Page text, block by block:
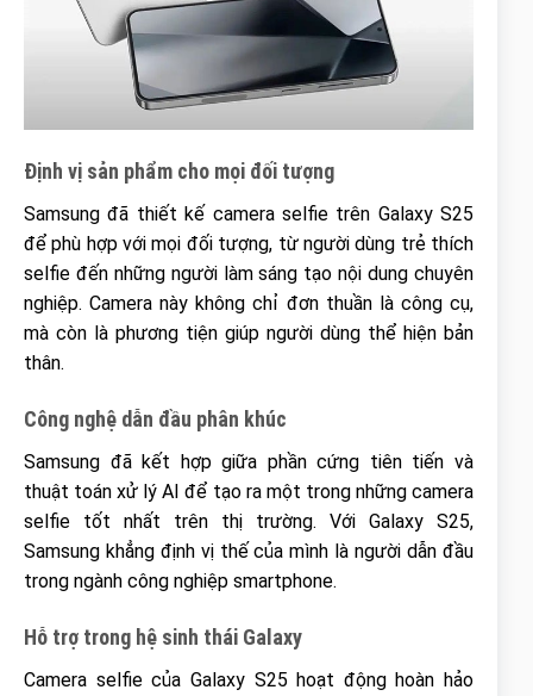
Định vị sản phẩm cho mọi đối tượng
Samsung đã thiết kế camera selfie trên Galaxy S25
để phù hợp với mọi đối tượng, từ người dùng trẻ thích
selfie đến những người làm sáng tạo nội dung chuyên
nghiệp. Camera này không chỉ đơn thuần là công cụ,
mà còn là phương tiện giúp người dùng thể hiện bản
thân.
Công nghệ dẫn đầu phân khúc
Samsung đã kết hợp giữa phần cứng tiên tiến và
thuật toán xử lý AI để tạo ra một trong những camera
selfie tốt nhất trên thị trường. Với Galaxy S25,
Samsung khẳng định vị thế của mình là người dẫn đầu
trong ngành công nghiệp smartphone.
Hỗ trợ trong hệ sinh thái Galaxy
Camera selfie của Galaxy S25 hoạt động hoàn hảo